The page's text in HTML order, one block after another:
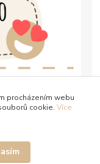
procházením webu
cookie. Více